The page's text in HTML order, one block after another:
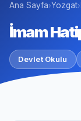
Ana Sayfa›Yozgat›
İmam
Devlet Okulu